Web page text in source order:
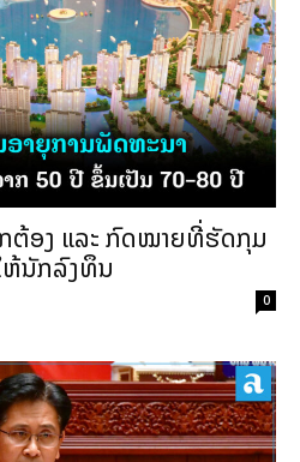
ຕ້ອງ ແລະ ກົດໝາຍທີ່ຮັດກຸມ
ຫ້ນັກລົງທຶນ
0